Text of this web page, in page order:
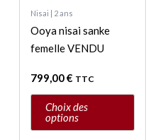
Nisai | 2 ans
Ooya nisai sanke
femelle VENDU
799,00€ TTC
Choix des
options
sur
la
page
produit